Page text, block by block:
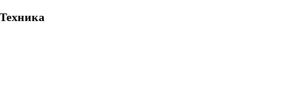
Техника